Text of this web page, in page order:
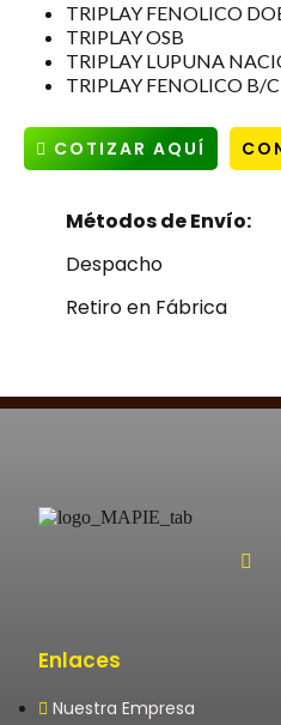
TRIPLAY FENOLICO
TRIPLAY OSB
TRIPLAY LUPUNA
TRIPLAY FENOLICO B/C
COTIZAR AQUÍ
Métodos de Envío:
Despacho
Retiro en Fábrica
Enlaces
Nuestra Empresa